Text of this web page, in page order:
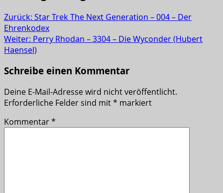
Zurück: Star Trek The Next Generation – 004 – Der
Ehrenkodex
Weiter: Perry Rhodan – 3304 – Die Wyconder (Hubert
Haensel)
Schreibe einen Kommentar
Deine E-Mail-Adresse wird nicht veröffentlicht.
Erforderliche Felder sind mit* markiert
Kommentar*